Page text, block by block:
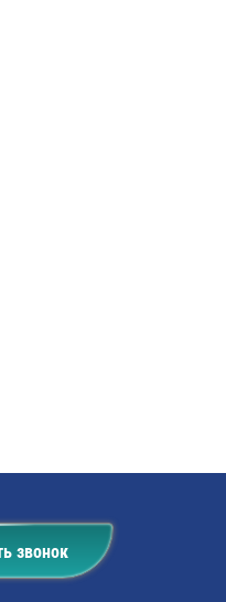
звонок